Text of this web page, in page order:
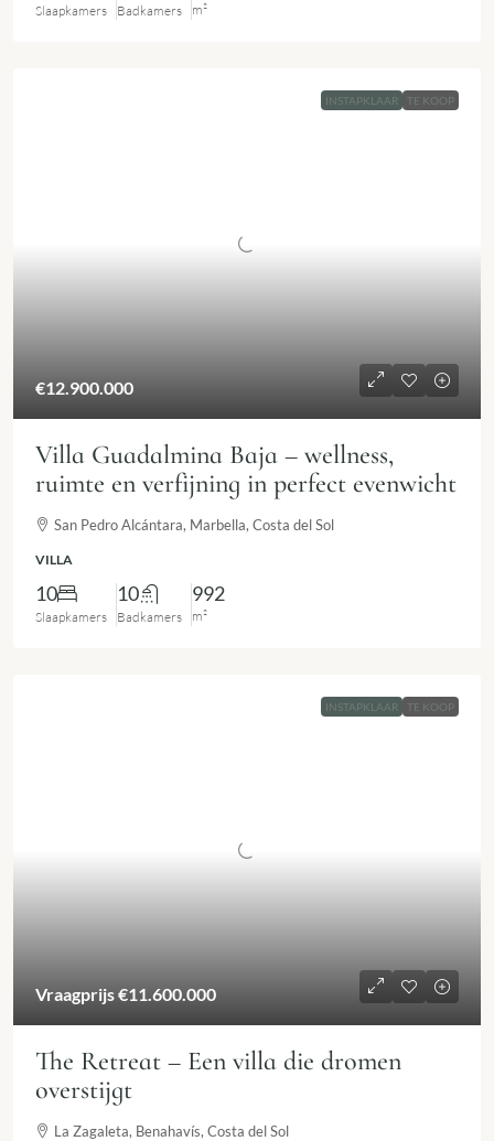
Slaapkamers Badkamers m²
INSTAPKLAAR TE KOOP
€12.900.000
Villa Guadalmina Baja – wellness,
ruimte en verfijning in perfect evenwicht
San Pedro Alcántara, Marbella, Costa del Sol
VILLA
10
Slaapkamers
10
Badkamers
992
m²
INSTAPKLAAR TE KOOP
Vraagprijs€11.600.000
The Retreat – Een villa die dromen
overstijgt
La Zagaleta, Benahavís, Costa del Sol